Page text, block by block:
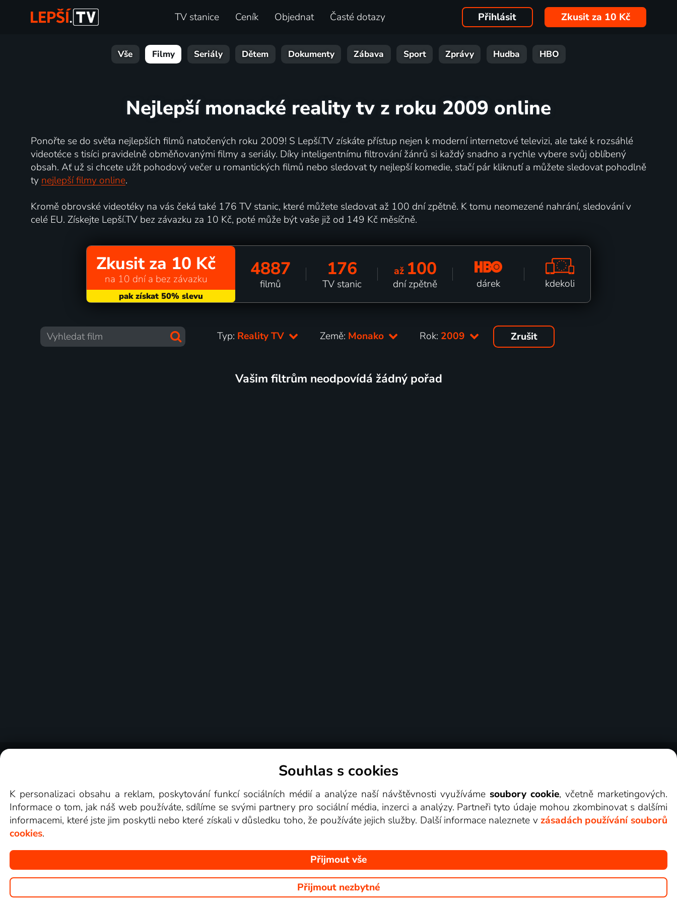
TV stanice Ceník Objednat Časté dotazy Přihlásit Zkusit za 10 Kč
Vše Filmy Seriály Dětem Dokumenty Zábava Sport Zprávy Hudba HBO
Nejlepší monacké reality tv z roku 2009 online
Ponořte se do světa nejlepších filmů natočených roku 2009! S Lepší.TV získáte přístup nejen k moderní internetové televizi, ale také k rozsáhlé
videotéce s tisíci pravidelně obměňovanými filmy a seriály. Díky inteligentnímu filtrování žánrů si každý snadno a rychle vybere svůj oblíbený
obsah. Ať už si chcete užít pohodový večer u romantických filmů nebo sledovat ty nejlepší komedie, stačí pár kliknutí a můžete sledovat pohodlně
ty nejlepší filmy online.
Kromě obrovské videotéky na vás čeká také 176 TV stanic, které můžete sledovat až 100 dní zpětně. K tomu neomezené nahrání, sledování v
celé EU. Získejte Lepší.TV bez závazku za 10 Kč, poté může být vaše již od 149 Kč měsíčně.
Zkusit za 10 Kč
na 10 dní a bez závazku 4887
filmů
176
TV stanic
až 100
dní zpětně dárek kdekoli
Typ: Reality TV Země: Monako Rok: 2009 Zrušit
Vašim filtrům neodpovídá žádný pořad
Videotéka
Souhlas s cookies
K personalizaci obsahu a reklam, poskytování funkcí sociálních médií a analýze naší návštěvnosti využívámesoubory cookie, včetně marketingových.
Informace o tom, jak náš web používáte, sdílíme se svými partnery pro sociální média, inzerci a analýzy. Partneři tyto údaje mohou zkombinovat s dalšími
informacemi, které jste jim poskytli nebo které získali v důsledku toho, že používáte jejich služby. Další informace naleznete v zásadách používání souborů
cookies.
Přijmout vše
Přijmout nezbytné